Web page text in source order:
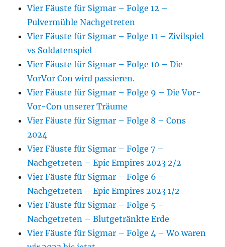
Vier Fäuste für Sigmar – Folge 12 –
Pulvermühle Nachgetreten
Vier Fäuste für Sigmar – Folge 11 – Zivilspiel
vs Soldatenspiel
Vier Fäuste für Sigmar – Folge 10 – Die
VorVor Con wird passieren.
Vier Fäuste für Sigmar – Folge 9 – Die Vor-
Vor-Con unserer Träume
Vier Fäuste für Sigmar – Folge 8 – Cons
2024
Vier Fäuste für Sigmar – Folge 7 –
Nachgetreten – Epic Empires 2023 2/2
Vier Fäuste für Sigmar – Folge 6 –
Nachgetreten – Epic Empires 2023 1/2
Vier Fäuste für Sigmar – Folge 5 –
Nachgetreten – Blutgetränkte Erde
Vier Fäuste für Sigmar – Folge 4 – Wo waren